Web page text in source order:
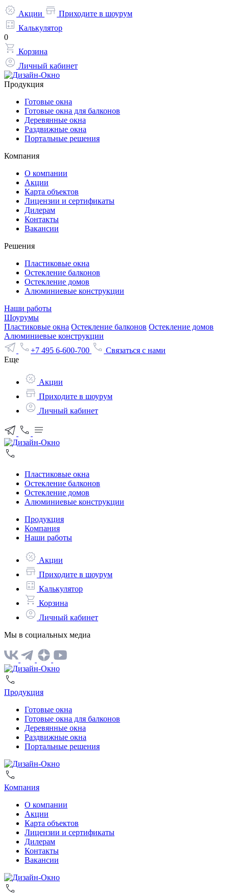
Акции
Приходите в шоурум
Калькулятор
0
Корзина
Личный кабинет
Продукция
Готовые окна
Готовые окна для балконов
Деревянные окна
Раздвижные окна
Портальные решения
Компания
О компании
Акции
Карта объектов
Лицензии и сертификаты
Дилерам
Контакты
Вакансии
Решения
Пластиковые окна
Остекление балконов
Остекление домов
Алюминиевые конструкции
Наши работы
Шоурумы
Пластиковые окна Остекление балконов Остекление домов
Алюминиевые конструкции
+7 495 6-600-700
Связаться с нами
Еще
Акции
Приходите в шоурум
Личный кабинет
Пластиковые окна
Остекление балконов
Остекление домов
Алюминиевые конструкции
Продукция
Компания
Наши работы
Акции
Приходите в шоурум
Калькулятор
Корзина
Личный кабинет
Мы в социальных медиа
Продукция
Готовые окна
Готовые окна для балконов
Деревянные окна
Раздвижные окна
Портальные решения
Компания
О компании
Акции
Карта объектов
Лицензии и сертификаты
Дилерам
Контакты
Вакансии